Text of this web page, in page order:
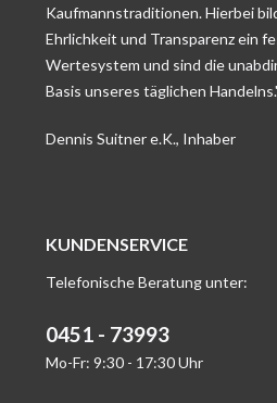
Kaufmannstraditionen. Hierbei
Ehrlichkeit und Transparenz ein
Wertesystem und sind die
Basis unseres täglichen
Dennis Suitner e.K., Inhaber
KUNDENSERVICE
Telefonische Beratung unter:
0451 - 73993
Mo-Fr: 9:30 - 17:30 Uhr